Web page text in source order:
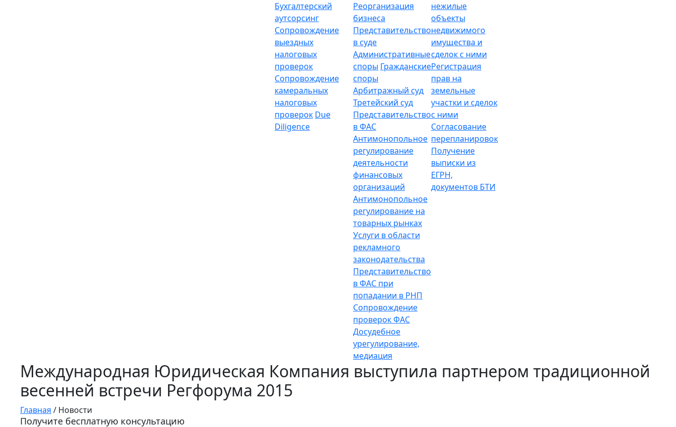
Бухгалтерский
аутсорсинг
Сопровождение
выездных
налоговых
проверок
Сопровождение
камеральных
налоговых
проверок Due
Diligence
Реорганизация
бизнеса
Представительство
в суде
Административные
споры Гражданские
споры
Арбитражный суд
Третейский суд
Представительство
в ФАС
Антимонопольное
регулирование
деятельности
финансовых
организаций
Антимонопольное
регулирование на
товарных рынках
Услуги в области
рекламного
законодательства
Представительство
в ФАС при
попадании в РНП
Сопровождение
проверок ФАС
Досудебное
урегулирование,
медиация
нежилые
объекты
недвижимого
имущества и
сделок с ними
Регистрация
прав на
земельные
участки и сделок
с ними
Согласование
перепланировок
Получение
выписки из
ЕГРН,
документов БТИ
Международная Юридическая Компания выступила партнером традиционной
весенней встречи Регфорума 2015
Главная / Новости
Получите бесплатную консультацию